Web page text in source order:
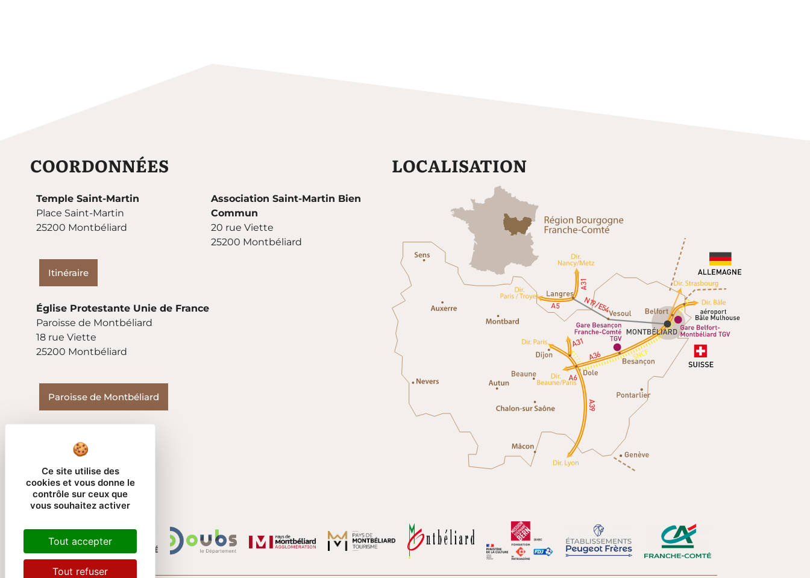
COORDONNÉES
Temple Saint-Martin
Place Saint-Martin
25200 Montbéliard
Itinéraire
Association Saint-Martin Bien
Commun
20 rue Viette
25200 Montbéliard
Église Protestante Unie de France
Paroisse de Montbéliard
18 rue Viette
25200 Montbéliard
Paroisse de Montbéliard
LOCALISATION
Ce site utilise des
cookies et vous donne le
contrôle sur ceux que
vous souhaitez activer
Tout accepter
Tout refuser